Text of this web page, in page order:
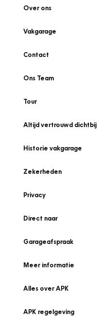
Over ons
Vakgarage
Contact
Ons Team
Tour
Altijd vertrouwd dichtbij
Historie vakgarage
Zekerheden
Privacy
Direct naar
Garageafspraak
Meer informatie
Alles over APK
APK regelgeving